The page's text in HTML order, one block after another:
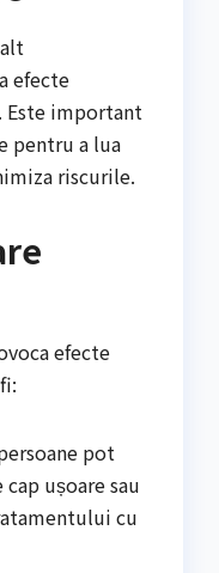
efecte
Este important
pentru a lua
riscurile.
efecte
pot
ușoare sau
cu